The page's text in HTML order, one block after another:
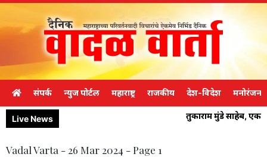
संपर्क न्युज पोर्टल महाराष्ट्र राजकीय देश-विदेश मनोरंजन
Live News तुकाराम मुंडे साहेब,
Vadal Varta - 26 Mar 2024 - Page 1